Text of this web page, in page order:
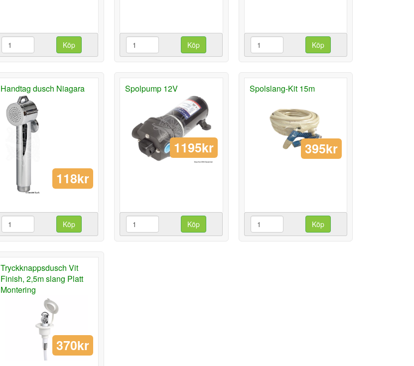
Köp Köp Köp
Handtag dusch Niagara
118kr
Köp
Spolpump 12V
1195kr
Köp
Spolslang-Kit 15m
395kr
Köp
Tryckknappsdusch Vit
Finish, 2,5m slang Platt
Montering
370kr